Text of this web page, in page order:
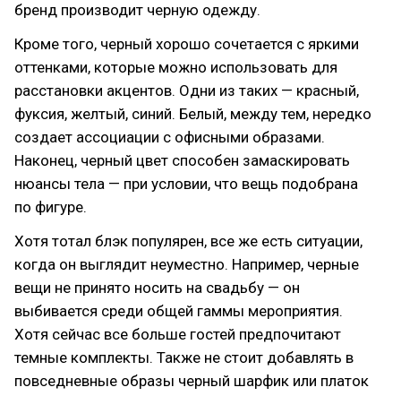
бренд производит черную одежду.
Кроме того, черный хорошо сочетается с яркими
оттенками, которые можно использовать для
расстановки акцентов. Одни из таких — красный,
фуксия, желтый, синий. Белый, между тем, нередко
создает ассоциации с офисными образами.
Наконец, черный цвет способен замаскировать
нюансы тела — при условии, что вещь подобрана
по фигуре.
Хотя тотал блэк популярен, все же есть ситуации,
когда он выглядит неуместно. Например, черные
вещи не принято носить на свадьбу — он
выбивается среди общей гаммы мероприятия.
Хотя сейчас все больше гостей предпочитают
темные комплекты. Также не стоит добавлять в
повседневные образы черный шарфик или платок